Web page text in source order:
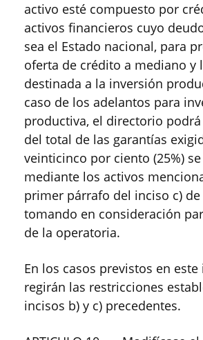
activo esté compuesto por
activos financieros cuyo
sea el Estado nacional, para
oferta de crédito a mediano y
destinada a la inversión
caso de los adelantos para
productiva, el directorio
del total de las garantías
veinticinco por ciento (25%)
mediante los activos
primer párrafo del inciso c)
tomando en consideración
de la operatoria.
En los casos previstos en
regirán las restricciones
incisos b) y c) precedentes.